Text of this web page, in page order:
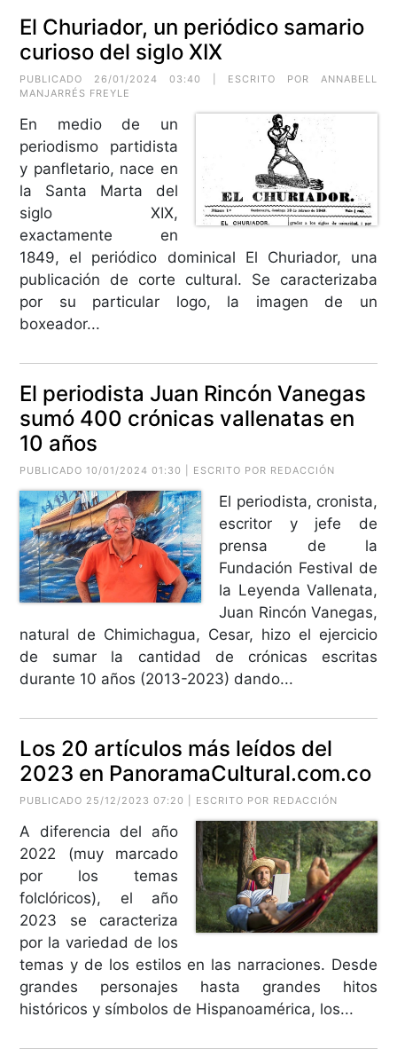
El Churiador, un periódico samario
curioso del siglo XIX
PUBLICADO 26/01/2024 03:40 | ESCRITO POR ANNABELL
MANJARRÉS FREYLE
En medio de un
periodismo partidista
y panfletario, nace en
la Santa Marta del
siglo XIX,
exactamente en
1849, el periódico dominical El Churiador, una
publicación de corte cultural. Se caracterizaba
por su particular logo, la imagen de un
boxeador...
El periodista Juan Rincón Vanegas
sumó 400 crónicas vallenatas en
10 años
PUBLICADO 10/01/2024 01:30 | ESCRITO POR REDACCIÓN
El periodista, cronista,
escritor y jefe de
prensa de la
Fundación Festival de
la Leyenda Vallenata,
Juan Rincón Vanegas,
natural de Chimichagua, Cesar, hizo el ejercicio
de sumar la cantidad de crónicas escritas
durante 10 años (2013-2023) dando...
Los 20 artículos más leídos del
2023 en PanoramaCultural.com.co
PUBLICADO 25/12/2023 07:20 | ESCRITO POR REDACCIÓN
A diferencia del año
2022 (muy marcado
por los temas
folclóricos), el año
2023 se caracteriza
por la variedad de los
temas y de los estilos en las narraciones. Desde
grandes personajes hasta grandes hitos
históricos y símbolos de Hispanoamérica, los...